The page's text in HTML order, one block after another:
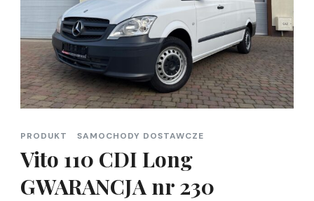
PRODUKT SAMOCHODY DOSTAWCZE
Vito 110 CDI Long
GWARANCJA nr 230